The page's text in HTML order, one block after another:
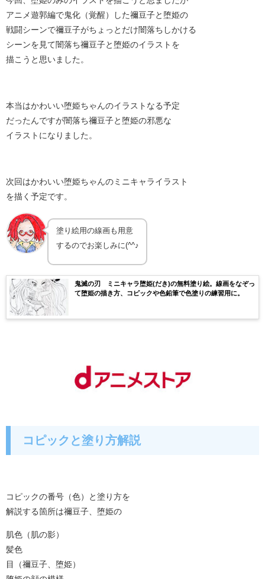
アニメ遊郭編で鬼化（覚醒）した禰豆子と堕姫の
戦闘シーンで禰豆子がちょっとだけ闇落ちしかける
シーンを見て闇落ち禰豆子と堕姫のイラストを
描こうと思いました。
本当はかわいい堕姫ちゃんのイラストなる予定
だったんですが闇落ち禰豆子と堕姫の邪悪な
イラストになりました。
次回はかわいい堕姫ちゃんのミニキャライラスト
を描く予定です。
塗り絵用の線画も用意
するのでお楽しみに(^^♪
鬼滅の刃 ミニキャラ堕姫(だき)の無料塗り絵。線画をなぞっ
て堕姫の描き方、コピックや色鉛筆で色塗りの練習用に。
コピックと塗り方解説
コピックの番号（色）と塗り方を
解説する箇所は禰豆子、堕姫の
肌色（肌の影）
髪色
目（禰豆子、堕姫）